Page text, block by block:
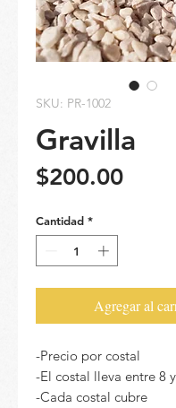
SKU: PR-1002
Gravilla
$200.00
Cantidad *
Agregar al
-Precio por costal
-El costal lleva entre 8
-Cada costal cubre